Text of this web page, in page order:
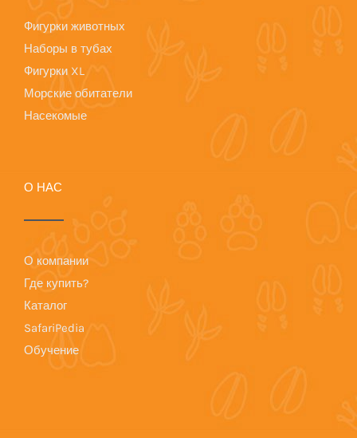
Фигурки животных
Наборы в тубах
Фигурки XL
Морские обитатели
Насекомые
О НАС
О компании
Где купить?
Каталог
SafariPedia
Обучение